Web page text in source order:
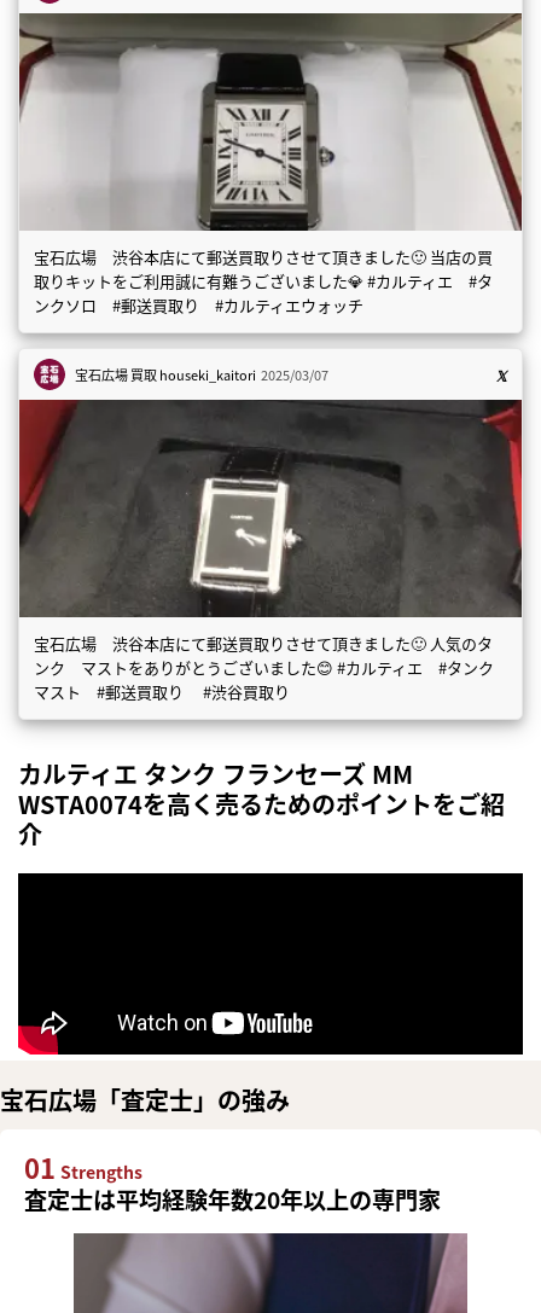
宝石広場 渋谷本店にて郵送買取りさせて頂きました🙂 当店の買
取りキットをご利用誠に有難うございました💎 #カルティエ #タ
ンクソロ #郵送買取り #カルティエウォッチ
宝石広場 買取houseki_kaitori 2025/03/07
宝石広場 渋谷本店にて郵送買取りさせて頂きました🙂 人気のタ
ンク マストをありがとうございました😊 #カルティエ #タンク
マスト #郵送買取り #渋谷買取り
カルティエ タンク フランセーズ MM
WSTA0074を高く売るためのポイントをご紹
介
宝石広場「査定士」の強み
01 Strengths
査定士は平均経験年数20年以上の専門家